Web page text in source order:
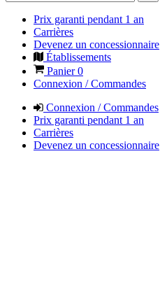
Prix garanti pendant 1 an
Carrières
Devenez un concessionnaire
Établissements
Panier0
Connexion / Commandes
Connexion / Commandes
Prix garanti pendant 1 an
Carrières
Devenez un concessionnaire